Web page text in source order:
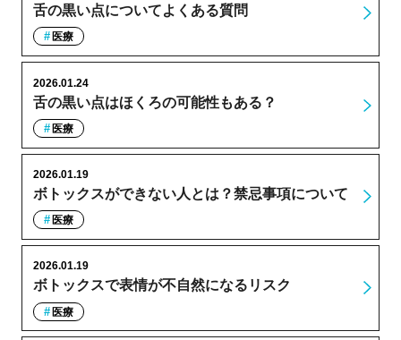
舌の黒い点についてよくある質問
医療
舌の黒い点はほくろの可能性もある？
2026.01.24
医療
ボトックスができない人とは？禁忌事項について
2026.01.19
医療
ボトックスで表情が不自然になるリスク
2026.01.19
医療